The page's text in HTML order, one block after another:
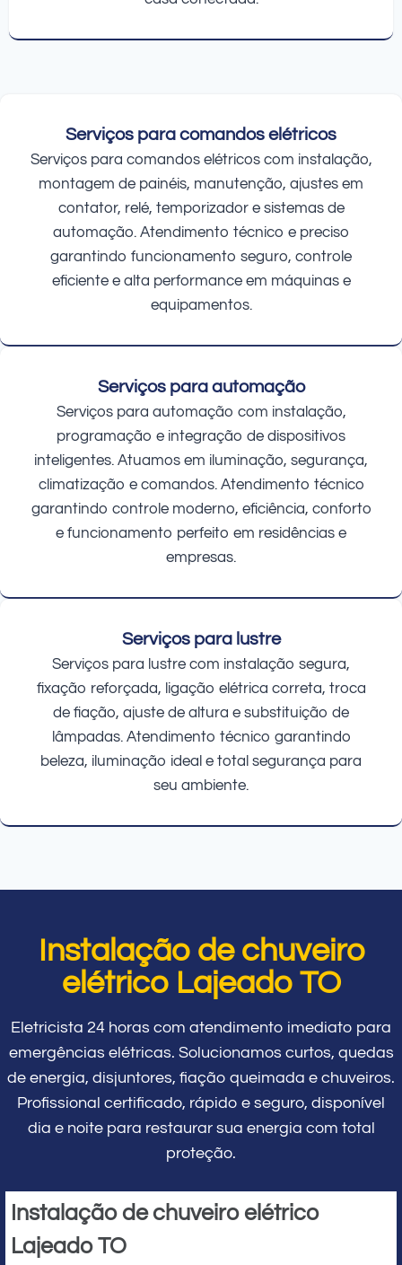
Serviços para comandos elétricos
Serviços para comandos elétricos com instalação,
montagem de painéis, manutenção, ajustes em
contator, relé, temporizador e sistemas de
automação. Atendimento técnico e preciso
garantindo funcionamento seguro, controle
eficiente e alta performance em máquinas e
equipamentos.
Serviços para automação
Serviços para automação com instalação,
programação e integração de dispositivos
inteligentes. Atuamos em iluminação, segurança,
climatização e comandos. Atendimento técnico
garantindo controle moderno, eficiência, conforto
e funcionamento perfeito em residências e
empresas.
Serviços para lustre
Serviços para lustre com instalação segura,
fixação reforçada, ligação elétrica correta, troca
de fiação, ajuste de altura e substituição de
lâmpadas. Atendimento técnico garantindo
beleza, iluminação ideal e total segurança para
seu ambiente.
Instalação de chuveiro
elétrico Lajeado TO
Eletricista 24 horas com atendimento imediato para
emergências elétricas. Solucionamos curtos, quedas
de energia, disjuntores, fiação queimada e chuveiros.
Profissional certificado, rápido e seguro, disponível
dia e noite para restaurar sua energia com total
proteção.
Instalação de chuveiro elétrico
Lajeado TO